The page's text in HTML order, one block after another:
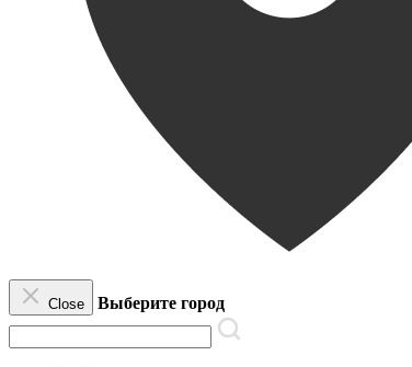
Close Выберите город